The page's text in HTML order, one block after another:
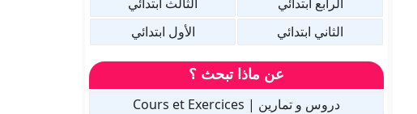
الثاني ابتدائي
الأول ابتدائي
عن ماذا تبحث ؟
دروس و تمارين | Cours et Exercices